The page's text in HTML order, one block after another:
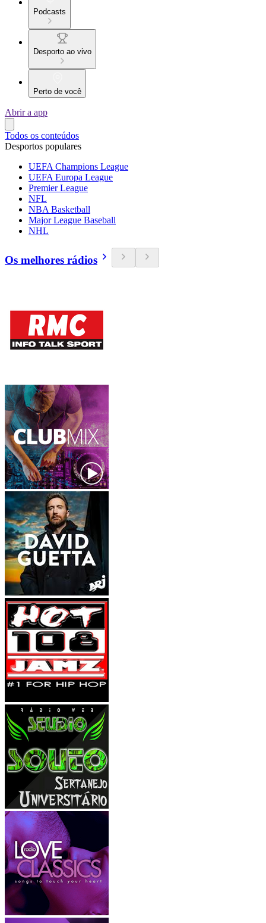
Podcasts
Desporto ao vivo
Perto de você
Abrir a app
Todos os conteúdos
Desportos populares
UEFA Champions League
UEFA Europa League
Premier League
NFL
NBA Basketball
Major League Baseball
NHL
Os melhores rádios